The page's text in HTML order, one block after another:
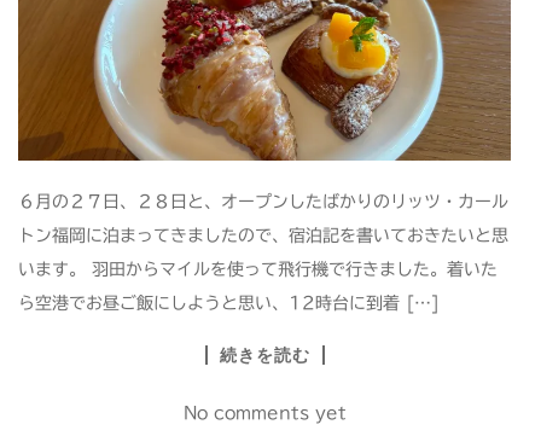
６月の２７日、２８日と、オープンしたばかりのリッツ・カール
トン福岡に泊まってきましたので、宿泊記を書いておきたいと思
います。 羽田からマイルを使って飛行機で行きました。着いた
ら空港でお昼ご飯にしようと思い、12時台に到着 […]
続きを読む
No comments yet